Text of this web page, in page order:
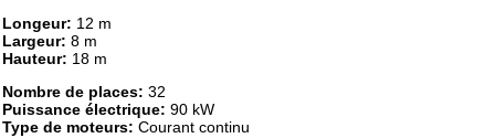
Longeur: 12 m
Largeur: 8 m
Hauteur: 18 m
Nombre de places: 32
Puissance électrique: 90 kW
Type de moteurs: Courant continu